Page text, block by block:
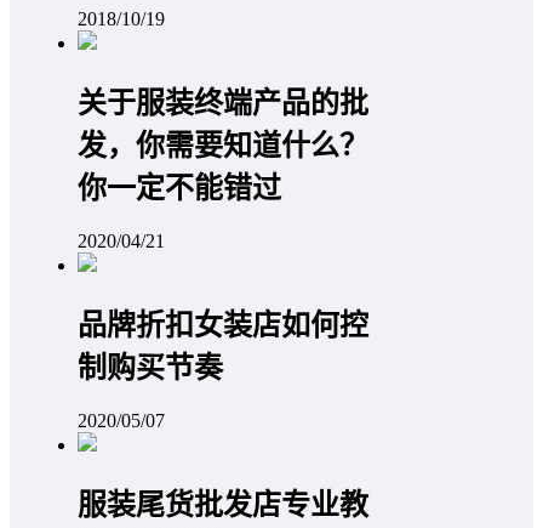
2018/10/19
关于服装终端产品的批
发，你需要知道什么？
你一定不能错过
2020/04/21
品牌折扣女装店如何控
制购买节奏
2020/05/07
服装尾货批发店专业教